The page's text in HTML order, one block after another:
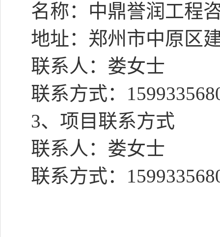
名称：中鼎誉润工程
地址：郑州市中原区
联系人：娄女士
联系方式：
3、项目联系方式
联系人：娄女士
联系方式：